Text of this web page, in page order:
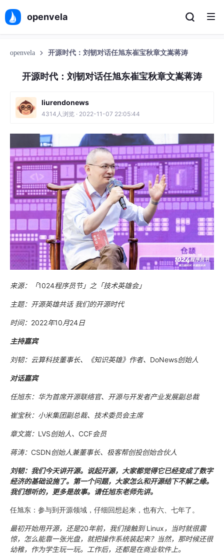
openvela
openvela 开源时代：刘韧对话任旭东崔宝秋章文嵩蒋涛
开源时代：刘韧对话任旭东崔宝秋章文嵩蒋涛
liurendonews
4314人浏览 · 2022-11-07 22:05:44
来源：「1024程序员节」之「技术英雄会」
主题：开源英雄共话 我们的开源时代
时间： 2022年10月24日
主持嘉宾
刘韧：云算科技董事长、《知识英雄》作者、 DoNews创始人
对话嘉宾
任旭东：华为首席开源联络官、开源与开发者产业发展副总裁
崔宝秋：小米集团副总裁、技术委员会主席
章文嵩： LVS创始人、 CCF会员
蒋涛： CSDN创始人兼董事长、极客帮创投创始合伙人
刘韧：我们今天讲开源。说起开源，大家都觉得它已经变成了数字
经济的基础设施了。第一个问题，大家怎么和开源结下不解之缘。
我们想听的，更多是故事。请任旭东老师先讲。
任旭东：参与到开源领域，仔细回想起来，也有六、七年了。
最初开始用开源，还是20年前，我们接触到Linux ，当时就很震
惊，怎么能靠一张光盘，就把操作系统装起来？当然，那时候还很
幼稚，作为学生玩一玩。工作后，还都是在商业软件上。